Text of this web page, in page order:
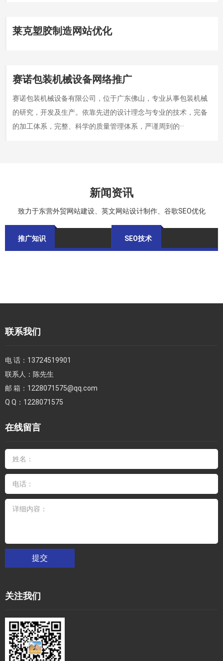
莱克塑胶制造网站优化
赛诺包装机械设备网络推广
赛诺包装机械设备有限公司，位于广东佛山，专业从事包装机械
的研究，开发及生产。依靠先进的设计理念与专业的技术，完备
的加工体系，完整、科学的质量管理体系，严谨周到的···
新闻资讯
致力于东营外贸网站建设、英文网站设计制作、谷歌SEO优化
推广知识 SEO技术
联系我们
电 话： 13724519901
联系人： 陈先生
邮 箱： 1228071575@qq.com
Q Q： 1228071575
在线留言
提交
关注我们